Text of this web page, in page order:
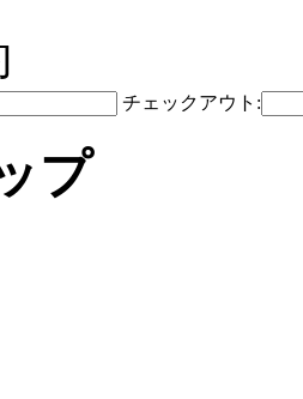
チェックアウト:
プ